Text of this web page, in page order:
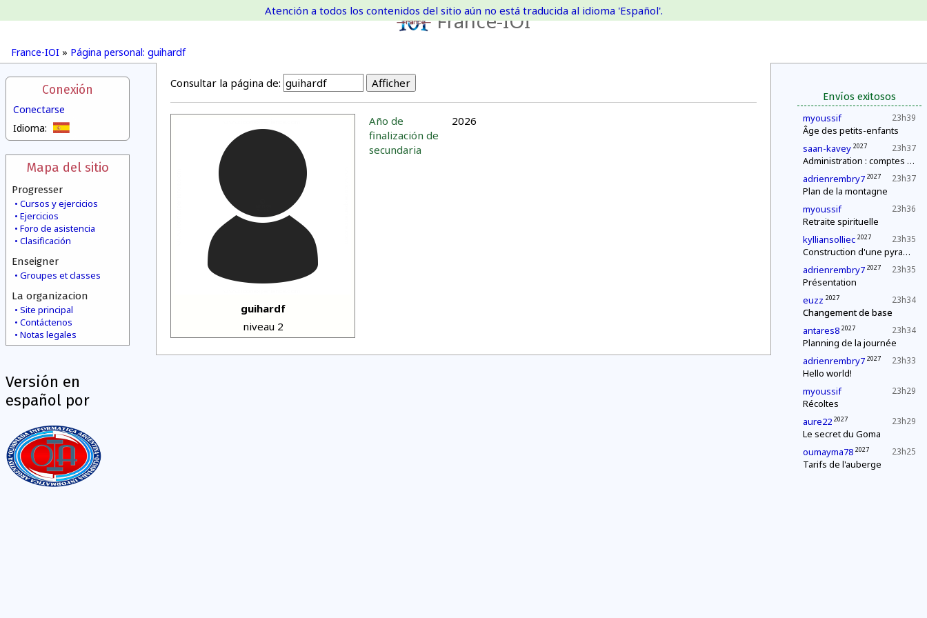
France-IOI
France-IOI » Página personal: guihardf
Atención a todos los contenidos del sitio aún no está traducida al idioma 'Español'.
Conexión
Conectarse
Idioma:
Mapa del sitio
Progresser
Cursos y ejercicios
Ejercicios
Foro de asistencia
Clasificación
Enseigner
Groupes et classes
La organizacion
Site principal
Contáctenos
Notas legales
Versión en
español por
Envíos exitosos
23h39
myoussif
Âge des petits-enfants
23h37
saan-kavey 2027
Administration : comptes annuels
23h37
adrienrembry7 2027
Plan de la montagne
23h36
myoussif
Retraite spirituelle
23h35
kylliansolliec 2027
Construction d'une pyramide
23h35
adrienrembry7 2027
Présentation
23h34
euzz 2027
Changement de base
23h34
antares8 2027
Planning de la journée
23h33
adrienrembry7 2027
Hello world!
23h29
myoussif
Récoltes
23h29
aure22 2027
Le secret du Goma
23h25
oumayma78 2027
Tarifs de l'auberge
Consultar la página de:
guihardf
niveau 2
Año de
finalización de
secundaria
2026